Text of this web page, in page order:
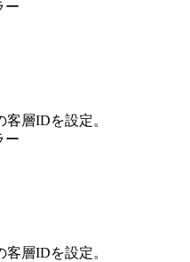
ー
層IDを設定。
ー
層IDを設定。